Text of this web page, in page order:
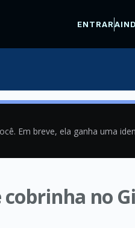
ENTRAR
Em breve, ela ganha uma
cobrinha no